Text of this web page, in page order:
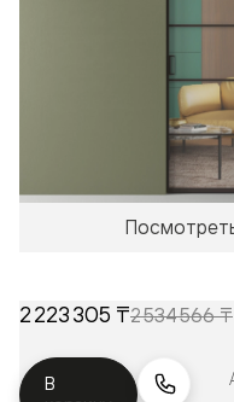
2 223 305 ₸2 534 566 ₸
В